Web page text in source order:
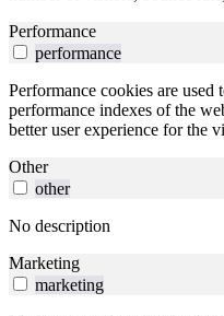
Performance
performance
Performance cookies are used
performance indexes of the
better user experience for the
Other
other
No description
Marketing
marketing